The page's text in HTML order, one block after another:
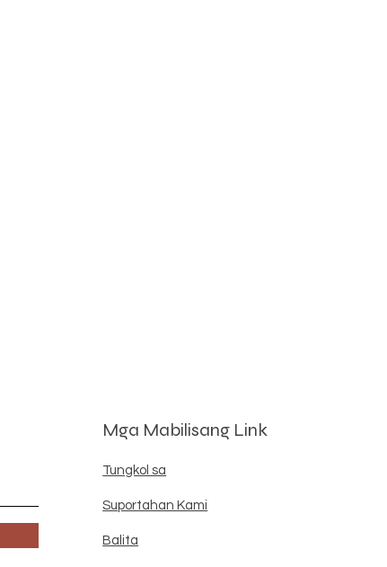
Mga Mabilisang Link
Tungkol sa
Suportahan Kami
Balita